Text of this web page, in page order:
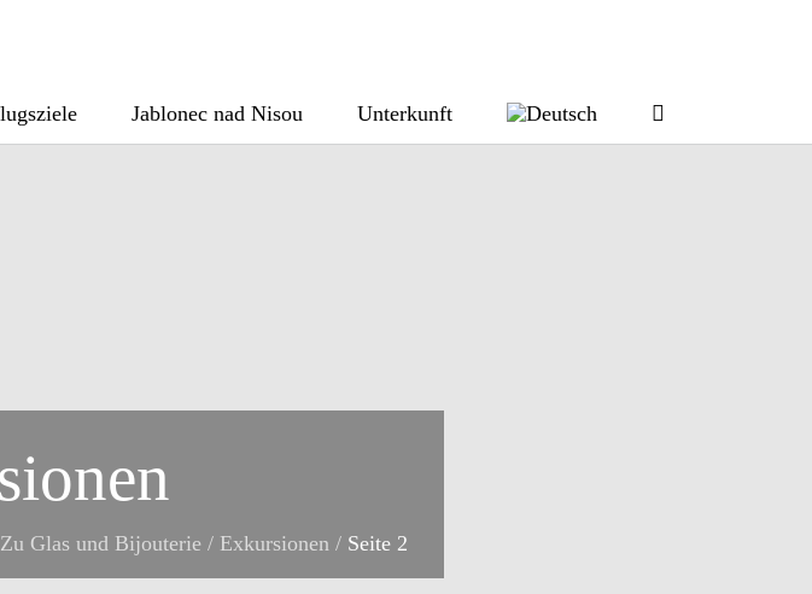
Jablonec nad Nisou Unterkunft
Zu Glas und Bijouterie / Exkursionen / Seite 2